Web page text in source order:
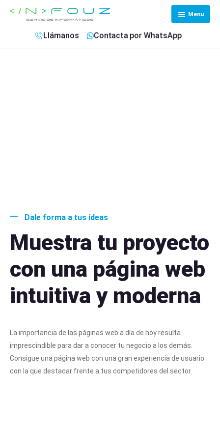
Menu
Inicio
Llámanos Contacta por WhatsApp
Dale forma a tus ideas
Muestra tu proyecto
con una página web
intuitiva y moderna
La importancia de las páginas web a día de hoy resulta
imprescindible para dar a conocer tu negocio a los demás.
Consigue una página web con una gran experiencia de usuario
con la que destacar frente a tus competidores del sector.